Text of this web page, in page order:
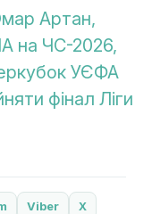
Артан,
на ЧС-2026,
УЄФА
фінал Ліги
Viber X